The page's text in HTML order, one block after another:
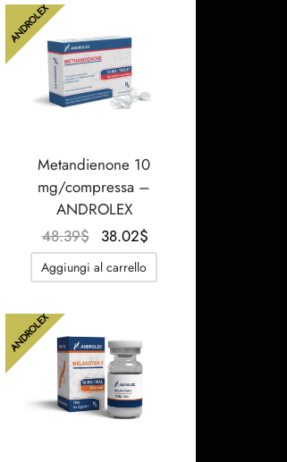
ANDROLEX
Metandienone 10
mg/compressa –
ANDROLEX
48.39$
Il
prezzo
originale
38.02$
prezzo
attuale
Aggiungi al carrello
ANDROLEX